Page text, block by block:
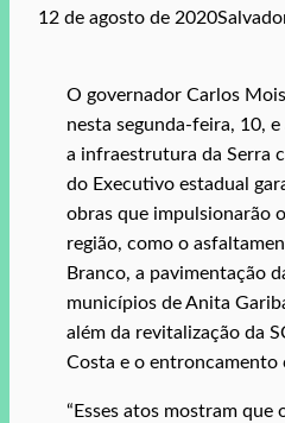
12 de agosto de 2020
O governador Carlos
nesta segunda-feira, 10,
a infraestrutura da Serra
do Executivo estadual
obras que impulsionarão
região, como o
Branco, a pavimentação
municípios de Anita
além da revitalização da
Costa e o entroncamento
“Esses atos mostram que